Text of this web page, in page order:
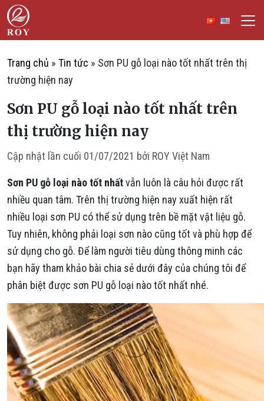
Chuyển đến nội dung
ROY Việt Nam
Trang chủ » Tin tức » Sơn PU gỗ loại nào tốt nhất trên thị
trường hiện nay
Sơn PU gỗ loại nào tốt nhất trên
thị trường hiện nay
Cập nhật lần cuối 01/07/2021 bởi ROY Việt Nam
Sơn PU gỗ loại nào tốt nhấtvẫn luôn là câu hỏi được rất
nhiều quan tâm. Trên thị trường hiện nay xuất hiện rất
nhiều loại sơn PU có thể sử dụng trên bề mặt vật liệu gỗ.
Tuy nhiên, không phải loại sơn nào cũng tốt và phù hợp để
sử dụng cho gỗ. Để làm người tiêu dùng thông minh các
bạn hãy tham khảo bài chia sẻ dưới đây của chúng tôi để
phân biệt được sơn PU gỗ loại nào tốt nhất nhé.